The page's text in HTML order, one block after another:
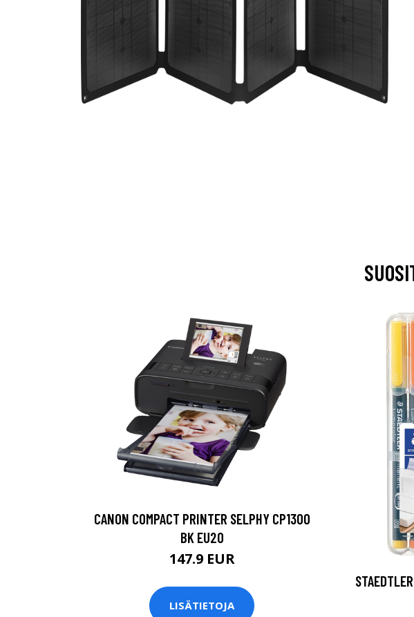
CANON COMPACT PRINTER SELPHY CP1300
BK EU20
147.9 EUR
LISÄTIETOJA